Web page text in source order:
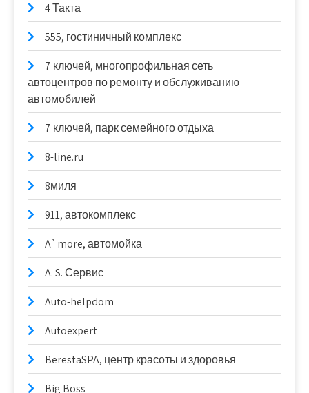
4 Такта
555, гостиничный комплекс
7 ключей, многопрофильная сеть
автоцентров по ремонту и обслуживанию
автомобилей
7 ключей, парк семейного отдыха
8-line.ru
8миля
911, автокомплекс
A`more, автомойка
A. S. Сервис
Auto-helpdom
Autoexpert
BerestaSPA, центр красоты и здоровья
Big Boss